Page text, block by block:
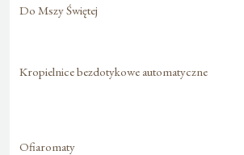
Do Mszy Świętej
Kropielnice bezdotykowe automatyczne
Ofiaromaty